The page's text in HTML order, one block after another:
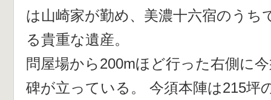
は山崎家が勤め、美濃十六宿のうち
る貴重な遺産。
問屋場から200mほど行った右側に
碑が立っている。 今須本陣は215坪